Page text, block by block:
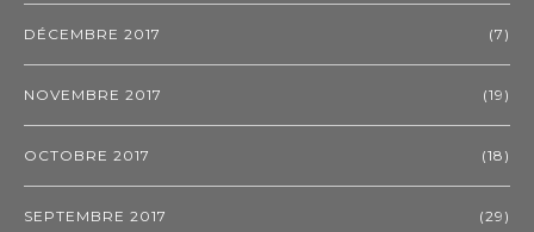
DÉCEMBRE 2017 (7)
NOVEMBRE 2017 (19)
OCTOBRE 2017 (18)
SEPTEMBRE 2017 (29)